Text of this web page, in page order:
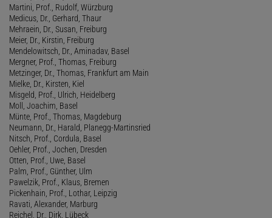
Martini, Prof., Rudolf, Würzburg
Medicus, Dr., Gerhard, Thaur
Mehraein, Dr., Susan, Freiburg
Meier, Dr., Kirstin, Freiburg
Mendelowitsch, Dr., Aminadav, Basel
Mergner, Prof., Thomas, Freiburg
Metzinger, Dr., Thomas, Frankfurt am Main
Mielke, Dr., Kirsten, Kiel
Misgeld, Prof., Ulrich, Heidelberg
Moll, Joachim, Basel
Münte, Prof., Thomas, Magdeburg
Neumann, Dr., Harald, Planegg-Martinsried
Nitsch, Prof., Cordula, Basel
Oehler, Prof., Jochen, Dresden
Otten, Prof., Uwe, Basel
Palm, Prof., Günther, Ulm
Pawelzik, Prof., Klaus, Bremen
Pickenhain, Prof., Lothar, Leipzig
Ravati, Alexander, Marburg
Reichel, Dr., Dirk, Lübeck